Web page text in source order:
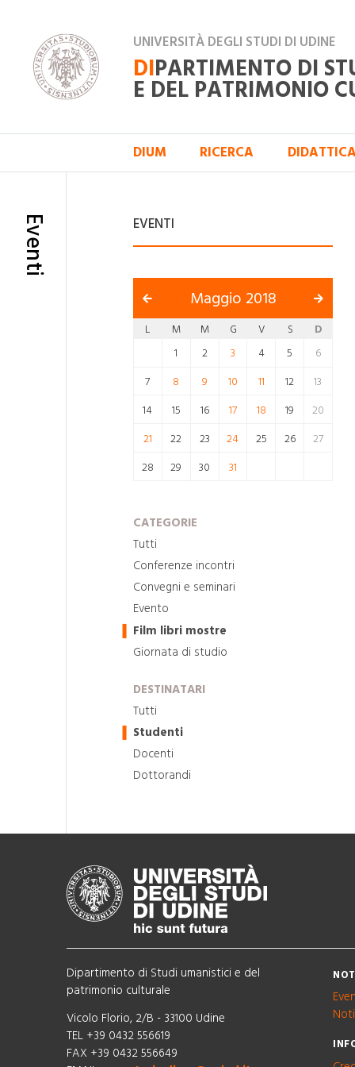
UNIVERSITÀ DEGLI STUDI DI UDINE
DIPARTIMENTO DI
E DEL PATRIMONIO
DIUM RICERCA DIDATTICA
Eventi EVENTI
Maggio 2018
L M M G V S
D
1
2 3 4 5
6
7
8 9 10 11 12
13
14
15 16 17 18 19
20
21
22 23 24 25 26
27
28
29 30 31
CATEGORIE
Tutti
Conferenze incontri
Convegni e seminari
Evento
Film libri mostre
Giornata di studio
DESTINATARI
Tutti
Studenti
Docenti
Dottorandi
Dipartimento di Studi umanistici e del
patrimonio culturale
Vicolo Florio, 2/B - 33100 Udine
TEL +39 0432 556619
FAX +39 0432 556649